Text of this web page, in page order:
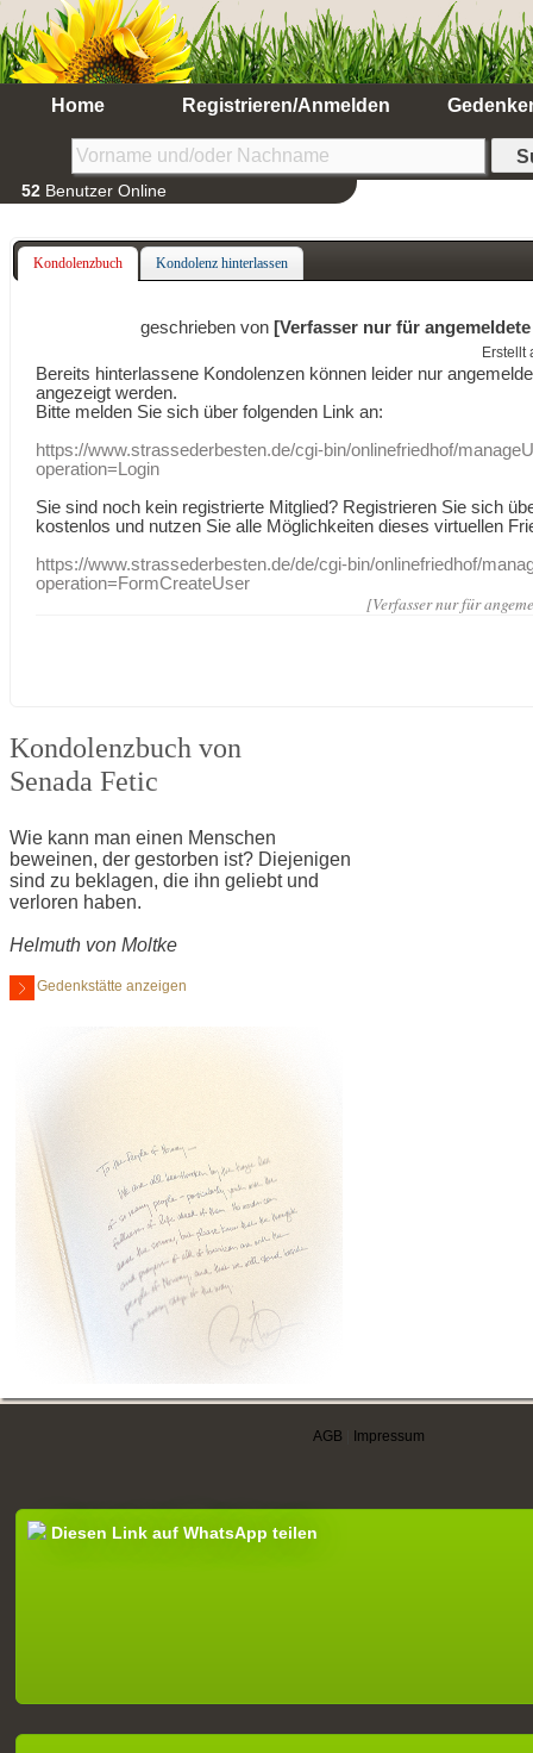
Home Registrieren/Anmelden
52 Benutzer Online
Kondolenzbuch Kondolenz hinterlassen
geschrieben von [Verfasser nur für
Erstellt
Bereits hinterlassene Kondolenzen können leider nur
angezeigt werden.
Bitte melden Sie sich über folgenden Link an:
https://www.strassederbesten.de/cgi-bin/onlinefriedhof/
operation=Login
Sie sind noch kein registrierte Mitglied? Registrieren Sie sich
kostenlos und nutzen Sie alle Möglichkeiten dieses virtuellen
https://www.strassederbesten.de/de/cgi-bin/onlinefriedhof/
operation=FormCreateUser
[Verfasser nur für
Kondolenzbuch von
Senada Fetic
Wie kann man einen Menschen
beweinen, der gestorben ist? Diejenigen
sind zu beklagen, die ihn geliebt und
verloren haben.
Helmuth von Moltke
Gedenkstätte anzeigen
AGB Impressum
Diesen Link auf WhatsApp teilen